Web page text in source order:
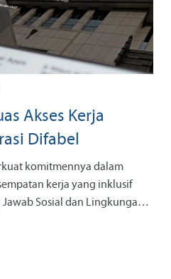
Akses Kerja
Difabel
komitmennya dalam
kerja yang inklusif
Sosial dan Lingkungan